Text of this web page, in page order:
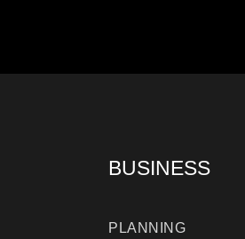
BUSINESS
PLANNING